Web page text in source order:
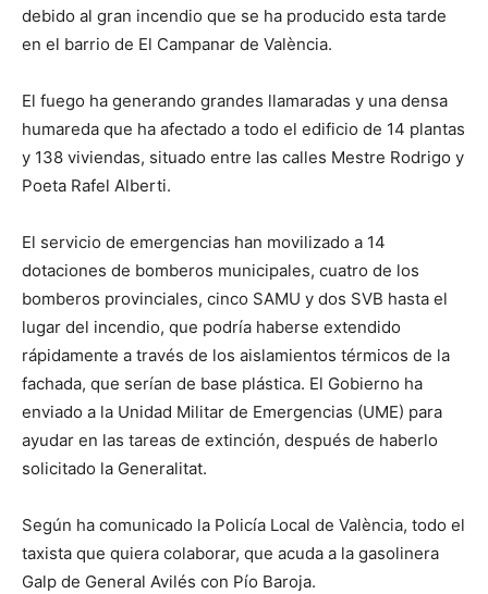
debido al gran incendio que se ha producido esta tarde
en el barrio de El Campanar de València.
El fuego ha generando grandes llamaradas y una densa
humareda que ha afectado a todo el edificio de 14 plantas
y 138 viviendas, situado entre las calles Mestre Rodrigo y
Poeta Rafel Alberti.
El servicio de emergencias han movilizado a 14
dotaciones de bomberos municipales, cuatro de los
bomberos provinciales, cinco SAMU y dos SVB hasta el
lugar del incendio, que podría haberse extendido
rápidamente a través de los aislamientos térmicos de la
fachada, que serían de base plástica. El Gobierno ha
enviado a la Unidad Militar de Emergencias (UME) para
ayudar en las tareas de extinción, después de haberlo
solicitado la Generalitat.
Según ha comunicado la Policía Local de València, todo el
taxista que quiera colaborar, que acuda a la gasolinera
Galp de General Avilés con Pío Baroja.